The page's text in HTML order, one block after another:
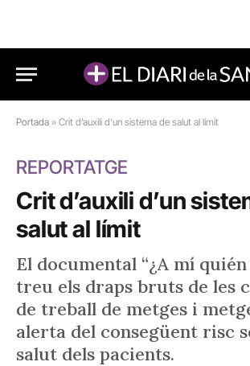
Portada » Crit d’auxili d’un sistema de salut al límit
REPORTATGE
Crit d’auxili d’un
salut al límit
El documental “¿A mí
treu els draps bruts de les
de treball de metges i
alerta del consegüent risc
salut dels pacients.